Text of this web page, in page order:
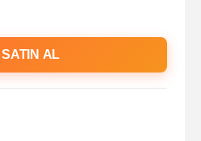
SATIN AL